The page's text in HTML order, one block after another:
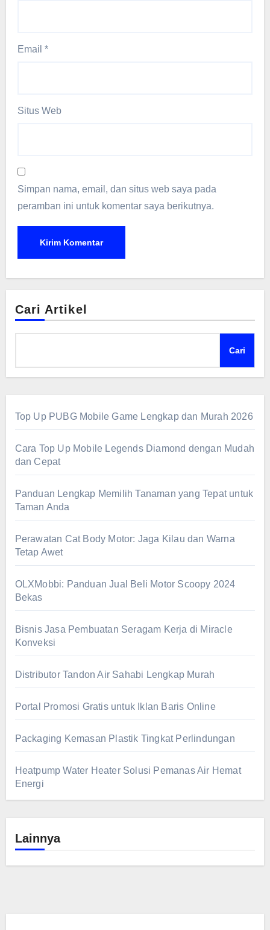
Email *
Situs Web
Simpan nama, email, dan situs web saya pada
peramban ini untuk komentar saya berikutnya.
Cari Artikel
Cari
Top Up PUBG Mobile Game Lengkap dan Murah 2026
Cara Top Up Mobile Legends Diamond dengan Mudah
dan Cepat
Panduan Lengkap Memilih Tanaman yang Tepat untuk
Taman Anda
Perawatan Cat Body Motor: Jaga Kilau dan Warna
Tetap Awet
OLXMobbi: Panduan Jual Beli Motor Scoopy 2024
Bekas
Bisnis Jasa Pembuatan Seragam Kerja di Miracle
Konveksi
Distributor Tandon Air Sahabi Lengkap Murah
Portal Promosi Gratis untuk Iklan Baris Online
Packaging Kemasan Plastik Tingkat Perlindungan
Heatpump Water Heater Solusi Pemanas Air Hemat
Energi
Lainnya